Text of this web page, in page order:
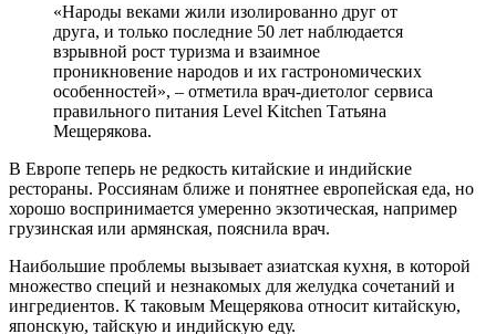
«Народы веками жили изолированно друг от
друга, и только последние 50 лет наблюдается
взрывной рост туризма и взаимное
проникновение народов и их гастрономических
особенностей», – отметила врач-диетолог сервиса
правильного питания Level Kitchen Татьяна
Мещерякова.
В Европе теперь не редкость китайские и индийские
рестораны. Россиянам ближе и понятнее европейская еда, но
хорошо воспринимается умеренно экзотическая, например
грузинская или армянская, пояснила врач.
Наибольшие проблемы вызывает азиатская кухня, в которой
множество специй и незнакомых для желудка сочетаний и
ингредиентов. К таковым Мещерякова относит китайскую,
японскую, тайскую и индийскую еду.